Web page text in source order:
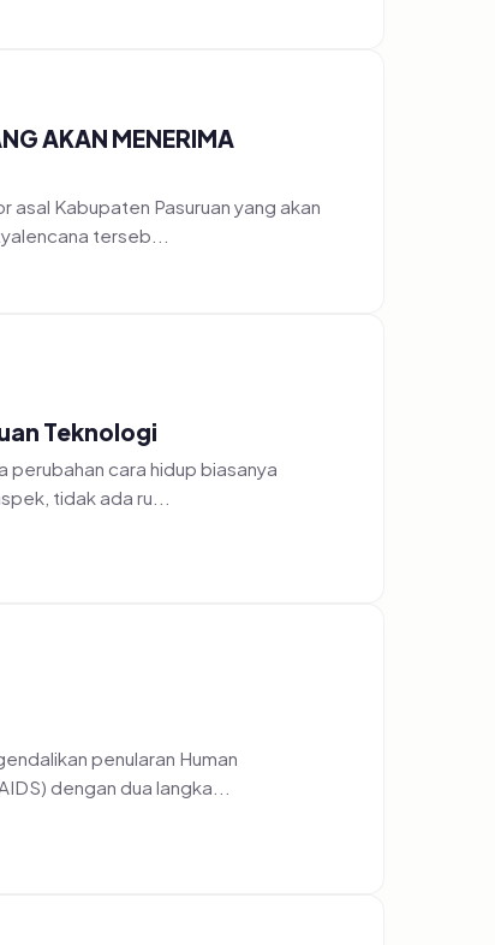
AKAN MENERIMA
asal Kabupaten Pasuruan yang akan
terseb...
Teknologi
cara hidup biasanya
tidak ada ru...
penularan Human
dengan dua langka...